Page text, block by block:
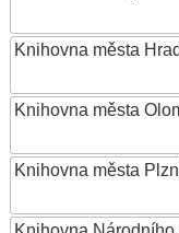
Knihovna města
Knihovna města
Knihovna města